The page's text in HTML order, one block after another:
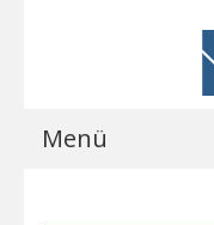
Menü